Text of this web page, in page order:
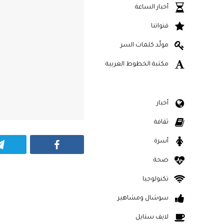
أخبار الساعة
قنواتنا
مولّد كلمات السر
مكتبة الخطوط العربية
أخبار
ثقافة
أسرة
صحة
تكنولوجيا
سوشال ومشاهير
لايف ستايل